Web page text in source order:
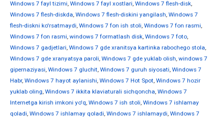
Windows 7 fayl tizimi, Windows 7 fayl xostlari, Windows 7 flesh-disk,
Windows 7 flesh-diskda, Windows 7 flesh-diskini yangilash, Windows 7
flesh-diskni ko'rsatmaydi, Windows 7 fon ish stoli, Windows 7 fon rasmi,
Windows 7 fon rasmi, windows 7 formatlash disk, Windows 7 foto,
Windows 7 gadjetlari, Windows 7 gde xranitsya kartinka rabochego stola,
Windows 7 gde xranyatsya paroli, Windows 7 gde yuklab olish, windows 7
gipernaziyasi, Windows 7 gluchit, Windows 7 guruh siyosati, Windows 7
Habr, Windows 7 hayot aylanishi, Windows 7 Hot Spot, Windows 7 hozir
yuklab oling, Windows 7 ikkita klaviaturali sichqoncha, Windows 7
Internetga kirish imkoni yo'q, Windows 7 ish stoli, Windows 7 ishlamay
qoladi, Windows 7 ishlamay qoladi, Windows 7 ishlamaydi, Windows 7